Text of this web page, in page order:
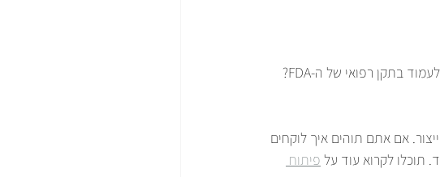
למשל: הוא צריך לעמוד בשמש ישירה כל הקיץ? לשרוד נפילה מגובה מטר על בטון? לעמוד בתקן רפואי של ה-FDA?
אם אתם תוהים איך לוקחים
תוכלו לקרוא עוד על פיתוח